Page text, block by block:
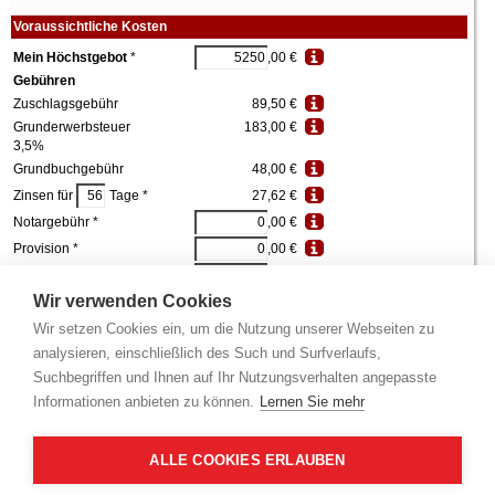
Wir verwenden Cookies
Wir setzen Cookies ein, um die Nutzung unserer Webseiten zu
analysieren, einschließlich des Such und Surfverlaufs,
Suchbegriffen und Ihnen auf Ihr Nutzungsverhalten angepasste
Informationen anbieten zu können. Lernen Sie mehr
ALLE COOKIES ERLAUBEN
Voraussichtliche Kosten
Mein Höchstgebot *
,00 €
Gebühren
Zuschlagsgebühr
89,50 €
Grunderwerbsteuer
3,5%
183,00 €
Grundbuchgebühr
48,00 €
Zinsen für
Tage *
27,62 €
Notargebühr *
,00 €
Provision *
,00 €
Summe aller Gebühren
Gesamtaufwand
5.598,12 €
Finanzierungsplan
Eigenkapital *
3.598,12 €
Zinssatz *
%
Ihre monatliche
16,49 €